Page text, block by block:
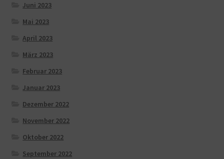
Juni 2023
Mai 2023
April 2023
März 2023
Februar 2023
Januar 2023
Dezember 2022
November 2022
Oktober 2022
September 2022